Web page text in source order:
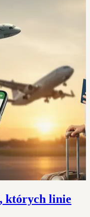
których linie